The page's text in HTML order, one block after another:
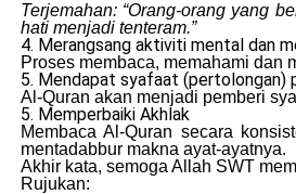
Terjemahan: “Orang-orang yang
hati menjadi tenteram.”
4. Merangsang aktiviti mental dan
Proses membaca, memahami dan
5. Mendapat syafaat (pertolongan)
Al-Quran akan menjadi pemberi
5. Memperbaiki Akhlak
Membaca Al-Quran secara
mentadabbur makna ayat-ayatnya.
Akhir kata, semoga Allah SWT
Rujukan: